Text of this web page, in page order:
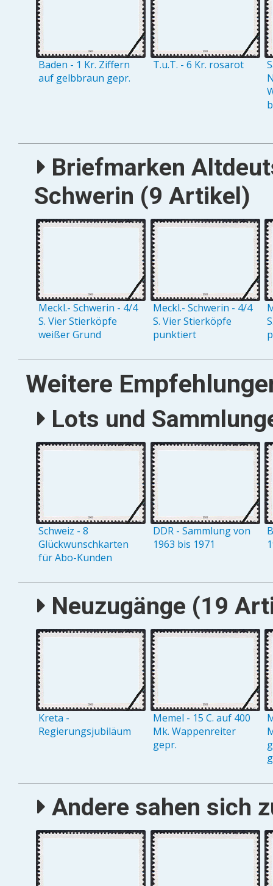
Baden - 1 Kr. Ziffern
auf gelbbraun gepr.
T.u.T. - 6 Kr. rosarot
Briefmarken
Schwerin (9 Artikel)
Meckl.- Schwerin - 4/4
S. Vier Stierköpfe
weißer Grund
Meckl.- Schwerin - 4/4
S. Vier Stierköpfe
punktiert
Weitere
Lots und
Schweiz - 8
Glückwunschkarten
für Abo-Kunden
DDR - Sammlung von
1963 bis 1971
Neuzugänge (19
Kreta -
Regierungsjubiläum
Memel - 15 C. auf 400
Mk. Wappenreiter
gepr.
Andere sahen sich